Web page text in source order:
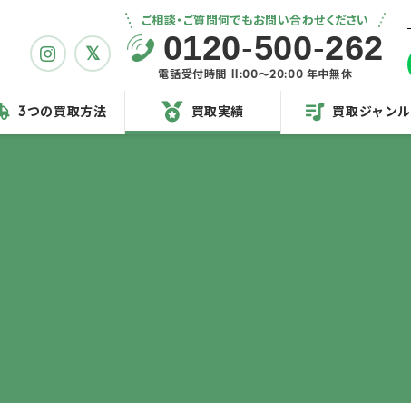
3つの買取方法 買取実績 買取ジャンル
ご相談・ご質問何でもお問い合わせください
0120-500-262
電話受付時間 11:00〜20:00 年中無休